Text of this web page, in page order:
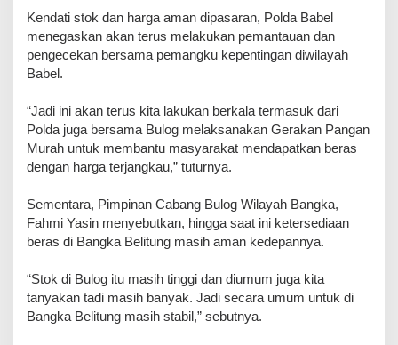
Kendati stok dan harga aman dipasaran, Polda Babel
menegaskan akan terus melakukan pemantauan dan
pengecekan bersama pemangku kepentingan diwilayah
Babel.
“Jadi ini akan terus kita lakukan berkala termasuk dari
Polda juga bersama Bulog melaksanakan Gerakan Pangan
Murah untuk membantu masyarakat mendapatkan beras
dengan harga terjangkau,” tuturnya.
Sementara, Pimpinan Cabang Bulog Wilayah Bangka,
Fahmi Yasin menyebutkan, hingga saat ini ketersediaan
beras di Bangka Belitung masih aman kedepannya.
“Stok di Bulog itu masih tinggi dan diumum juga kita
tanyakan tadi masih banyak. Jadi secara umum untuk di
Bangka Belitung masih stabil,” sebutnya.